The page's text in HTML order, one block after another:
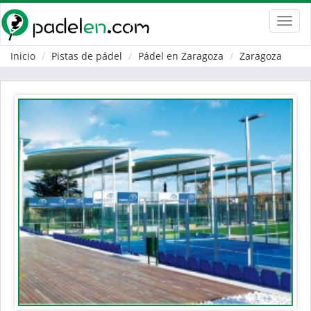
Inicio
Pistas de pádel Pádel en Zaragoza Zaragoza